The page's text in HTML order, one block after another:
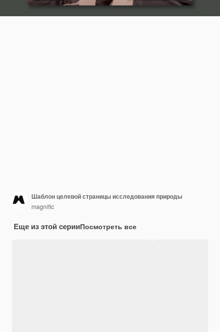
Шаблон целевой страницы исследования природы
magnific
Еще из этой серииПосмотреть все